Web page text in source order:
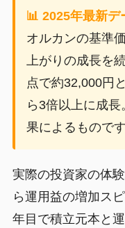
📊 2025年最新デ
オルカンの基準
上がりの成長を
点で約32,000円
ら3倍以上に成
果によるものです
実際の投資家の体
ら運用益の増加ス
年目で積立元本と